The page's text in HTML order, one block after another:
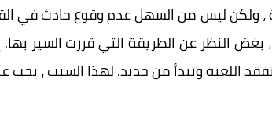
، ولكن ليس من السهل عدم وقوع حادث في
بغض النظر عن الطريقة التي قررت السير
اللعبة وتبدأ من جديد. لهذا السبب ،